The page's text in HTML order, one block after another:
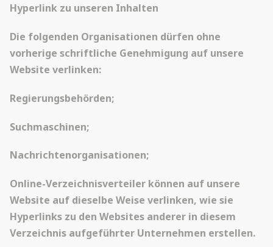
Hyperlink zu unseren Inhalten
Die folgenden Organisationen dürfen ohne
vorherige schriftliche Genehmigung auf unsere
Website verlinken:
Regierungsbehörden;
Suchmaschinen;
Nachrichtenorganisationen;
Online-Verzeichnisverteiler können auf unsere
Website auf dieselbe Weise verlinken, wie sie
Hyperlinks zu den Websites anderer in diesem
Verzeichnis aufgeführter Unternehmen erstellen.